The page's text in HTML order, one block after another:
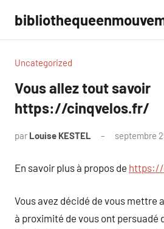
contenu
Uncategorized
Vous allez tout savoir
https://cinqvelos.fr/
par Louise KESTEL septembre
En savoir plus à propos de
Vous avez décidé de vous mettre
à proximité de vous ont persuadé